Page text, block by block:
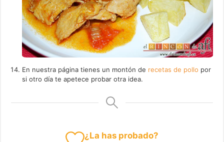
En nuestra página tienes un montón de recetas de pollo por
si otro día te apetece probar otra idea.
¿La has probado?